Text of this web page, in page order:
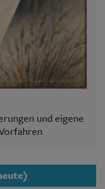
und eigene